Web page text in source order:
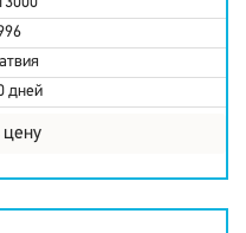
дней
цену